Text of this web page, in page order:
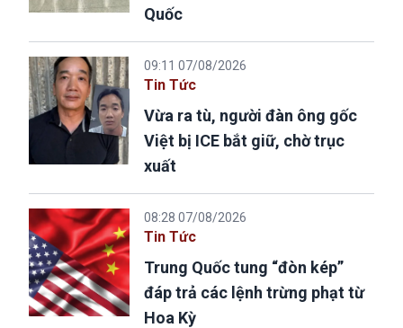
Quốc
09:11 07/08/2026
Tin Tức
Vừa ra tù, người đàn ông gốc
Việt bị ICE bắt giữ, chờ trục
xuất
08:28 07/08/2026
Tin Tức
Trung Quốc tung “đòn kép”
đáp trả các lệnh trừng phạt từ
Hoa Kỳ